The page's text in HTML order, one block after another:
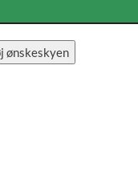
ønskeskyen